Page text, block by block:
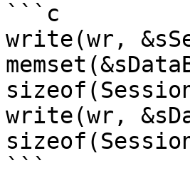
```c
write(wr,
write(wr,
```